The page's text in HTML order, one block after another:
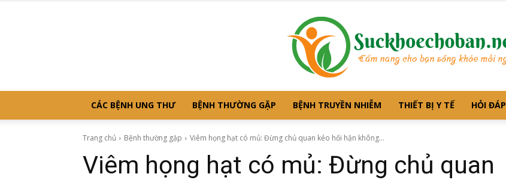
CÁC BỆNH UNG THƯ BỆNH THƯỜNG GẶP BỆNH TRUYỀN NHIỄM THIẾT BỊ Y TẾ HỎI ĐÁP
Trang chủ Bệnh thường gặp Viêm họng hạt có mủ: Đừng chủ quan kẻo hối hận không...
Viêm họng hạt có mủ: Đừng chủ quan